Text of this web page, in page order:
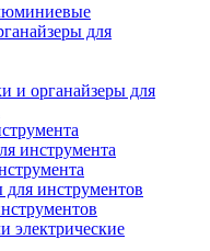
для
и органайзеры для
инструмента
для инструментов
электрические